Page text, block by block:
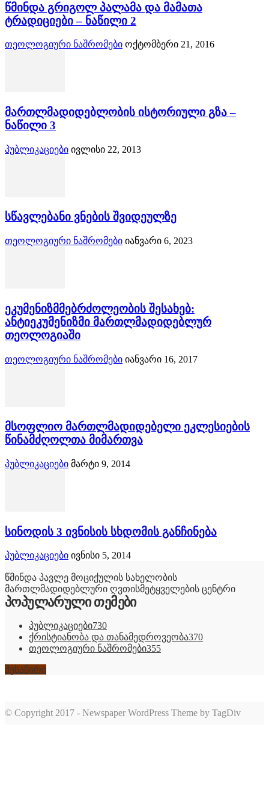
წმინდა გრიგოლ პალამა და მამათა
ტრადიციები – ნაწილი 2
თეოლოგიური ნაშრომები ოქტომბერი 21, 2016
მართლმადიდებლობის ისტორიული გზა –
ნაწილი 3
პუბლიკაციები ივლისი 22, 2013
სწავლებანი ვნების შვიდეულზე
თეოლოგიური ნაშრომები იანვარი 6, 2023
ეკუმენიზმმებრძოლეობის შესახებ:
ანტიეკუმენიზმი მართლმადიდებლურ
თეოლოგიაში
თეოლოგიური ნაშრომები იანვარი 16, 2017
მსოფლიო მართლმადიდებელი ეკლესიების
წინამძღოლთა მიმართვა
პუბლიკაციები მარტი 9, 2014
სინოდის 3 ივნისის სხდომის განჩინება
პუბლიკაციები ივნისი 5, 2014
წმინდა პავლე მოციქულის სახელობის
მართლმადიდებლური ღვთისმეტყველების ცენტრი
პოპულარული თემები
პუბლიკაციები730
ქრისტიანობა და თანამედროვეობა370
თეოლოგიური ნაშრომები355
შესაწირი
© Copyright 2017 - Newspaper WordPress Theme by TagDiv